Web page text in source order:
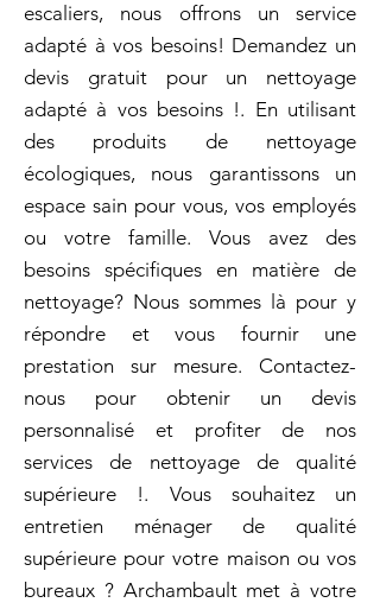
escaliers, nous offrons un service
adapté à vos besoins! Demandez un
devis gratuit pour un nettoyage
adapté à vos besoins !. En utilisant
des produits de nettoyage
écologiques, nous garantissons un
espace sain pour vous, vos employés
ou votre famille. Vous avez des
besoins spécifiques en matière de
nettoyage? Nous sommes là pour y
répondre et vous fournir une
prestation sur mesure. Contactez-
nous pour obtenir un devis
personnalisé et profiter de nos
services de nettoyage de qualité
supérieure !. Vous souhaitez un
entretien ménager de qualité
supérieure pour votre maison ou vos
bureaux ? Archambault met à votre